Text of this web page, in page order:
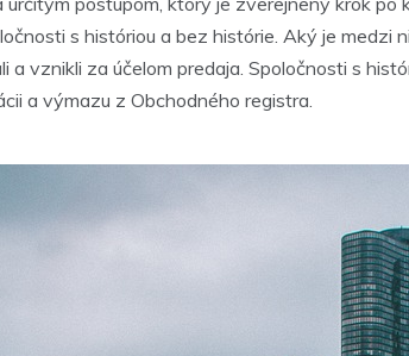
s históriou a bez histórie. Aký je medzi
a vznikli za účelom predaja. Spoločnosti s
a výmazu z Obchodného registra.